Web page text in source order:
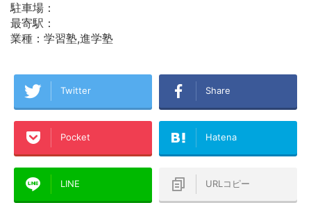
駐車場：
最寄駅：
業種：学習塾,進学塾
Twitter Share
Pocket Hatena
LINE URLコピー